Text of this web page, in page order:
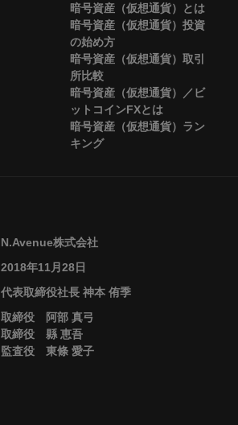
暗号資産（仮想通貨）とは
暗号資産（仮想通貨）投資
の始め方
暗号資産（仮想通貨）取引
所比較
暗号資産（仮想通貨）／ビ
ットコインFXとは
暗号資産（仮想通貨）ラン
キング
N.Avenue株式会社
2018年11月28日
代表取締役社長 神本 侑季
取締役 阿部 真弓
取締役 縣 恵吾
監査役 東條 愛子